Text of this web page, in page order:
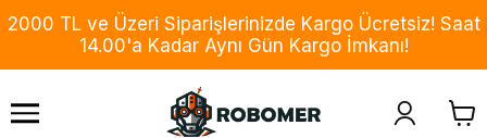
2000 TL ve Üzeri Siparişlerinizde Kargo Ücretsiz! Saat
14.00'a Kadar Aynı Gün Kargo İmkanı!